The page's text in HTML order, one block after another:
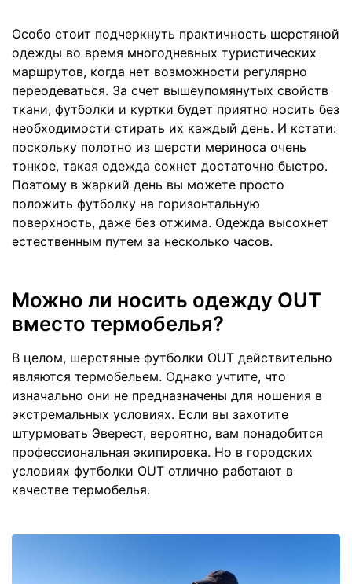
Особо стоит подчеркнуть практичность шерстяной
одежды во время многодневных туристических
маршрутов, когда нет возможности регулярно
переодеваться. За счет вышеупомянутых свойств
ткани, футболки и куртки будет приятно носить без
необходимости стирать их каждый день. И кстати:
поскольку полотно из шерсти мериноса очень
тонкое, такая одежда сохнет достаточно быстро.
Поэтому в жаркий день вы можете просто
положить футболку на горизонтальную
поверхность, даже без отжима. Одежда высохнет
естественным путем за несколько часов.
Можно ли носить одежду OUT
вместо термобелья?
В целом, шерстяные футболки OUT действительно
являются термобельем. Однако учтите, что
изначально они не предназначены для ношения в
экстремальных условиях. Если вы захотите
штурмовать Эверест, вероятно, вам понадобится
профессиональная экипировка. Но в городских
условиях футболки OUT отлично работают в
качестве термобелья.